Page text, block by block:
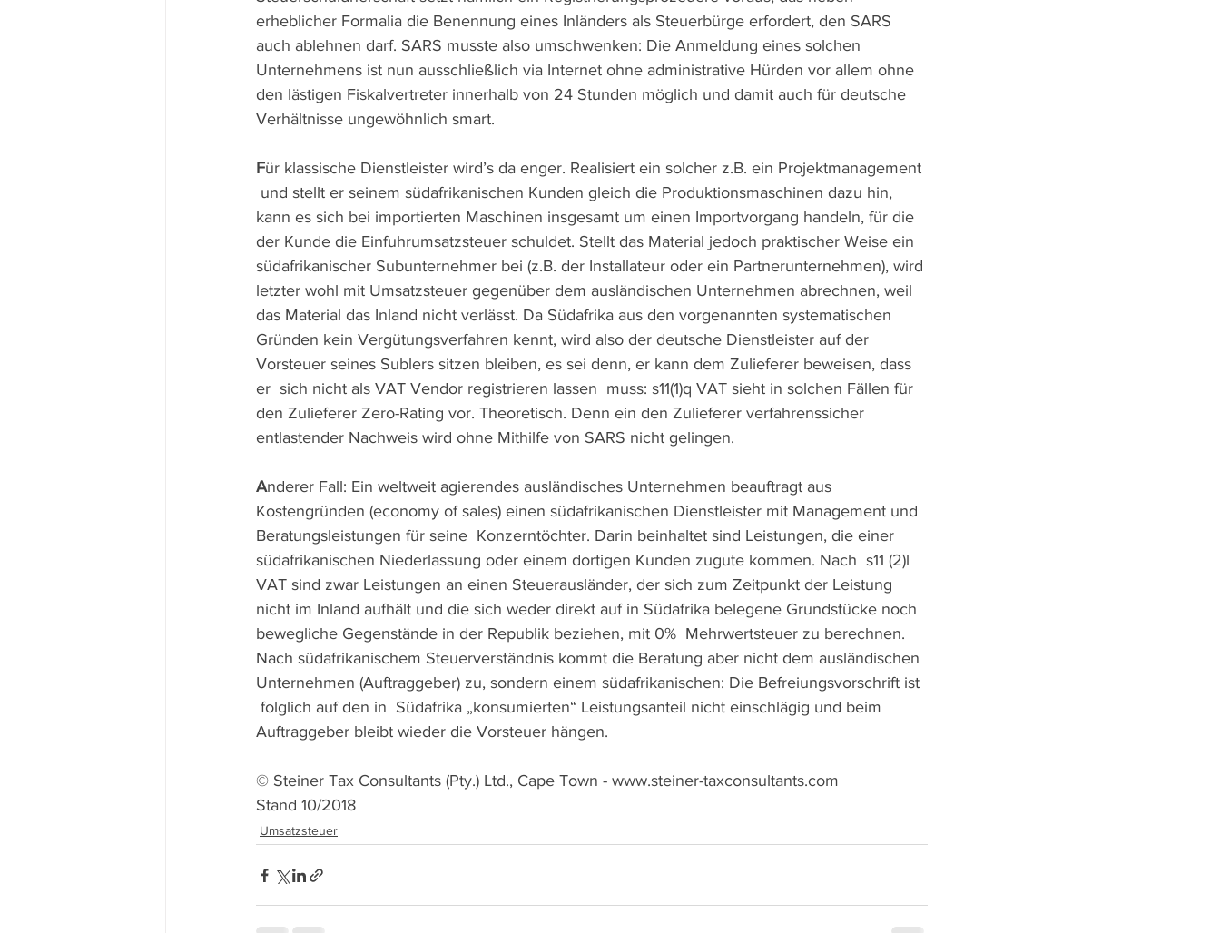
erheblicher Formalia die Benennung eines Inländers als Steuerbürge erfordert, den SARS
auch ablehnen darf. SARS musste also umschwenken: Die Anmeldung eines solchen
Unternehmens ist nun ausschließlich via Internet ohne administrative Hürden vor allem ohne
den lästigen Fiskalvertreter innerhalb von 24 Stunden möglich und damit auch für deutsche
Verhältnisse ungewöhnlich smart.
Für klassische Dienstleister wird’s da enger. Realisiert ein solcher z.B. ein Projektmanagement
und stellt er seinem südafrikanischen Kunden gleich die Produktionsmaschinen dazu hin,
kann es sich bei importierten Maschinen insgesamt um einen Importvorgang handeln, für die
der Kunde die Einfuhrumsatzsteuer schuldet. Stellt das Material jedoch praktischer Weise ein
südafrikanischer Subunternehmer bei (z.B. der Installateur oder ein Partnerunternehmen), wird
letzter wohl mit Umsatzsteuer gegenüber dem ausländischen Unternehmen abrechnen, weil
das Material das Inland nicht verlässt. Da Südafrika aus den vorgenannten systematischen
Gründen kein Vergütungsverfahren kennt, wird also der deutsche Dienstleister auf der
Vorsteuer seines Sublers sitzen bleiben, es sei denn, er kann dem Zulieferer beweisen, dass
er  sich nicht als VAT Vendor registrieren lassen  muss: s11(1)q VAT sieht in solchen Fällen für
den Zulieferer Zero-Rating vor. Theoretisch. Denn ein den Zulieferer verfahrenssicher
entlastender Nachweis wird ohne Mithilfe von SARS nicht gelingen.
Anderer Fall: Ein weltweit agierendes ausländisches Unternehmen beauftragt aus
Kostengründen (economy of sales) einen südafrikanischen Dienstleister mit Management und
Beratungsleistungen für seine  Konzerntöchter. Darin beinhaltet sind Leistungen, die einer
südafrikanischen Niederlassung oder einem dortigen Kunden zugute kommen. Nach  s11 (2)l
VAT sind zwar Leistungen an einen Steuerausländer, der sich zum Zeitpunkt der Leistung
nicht im Inland aufhält und die sich weder direkt auf in Südafrika belegene Grundstücke noch
bewegliche Gegenstände in der Republik beziehen, mit 0%  Mehrwertsteuer zu berechnen.
Nach südafrikanischem Steuerverständnis kommt die Beratung aber nicht dem ausländischen
Unternehmen (Auftraggeber) zu, sondern einem südafrikanischen: Die Befreiungsvorschrift ist
folglich auf den in  Südafrika „konsumierten“ Leistungsanteil nicht einschlägig und beim
Auftraggeber bleibt wieder die Vorsteuer hängen.
© Steiner Tax Consultants (Pty.) Ltd., Cape Town - www.steiner-taxconsultants.com
Stand 10/2018
Umsatzsteuer